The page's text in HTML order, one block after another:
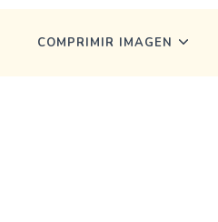
COMPRIMIR IMAGEN